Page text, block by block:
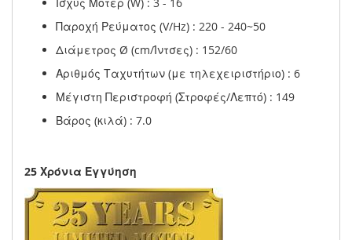
Παροχή Ρεύματος (V/Hz) : 220 - 240~50
Διάμετρος Ø (cm/Ίντσες) : 152/60
Αριθμός Ταχυτήτων (με τηλεχειριστήριο) : 6
Μέγιστη Περιστροφή (Στροφές/Λεπτό) : 149
Βάρος (κιλά) : 7.0
25 Χρόνια Εγγύηση